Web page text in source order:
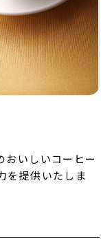
おいしいコーヒー
を提供いたしま